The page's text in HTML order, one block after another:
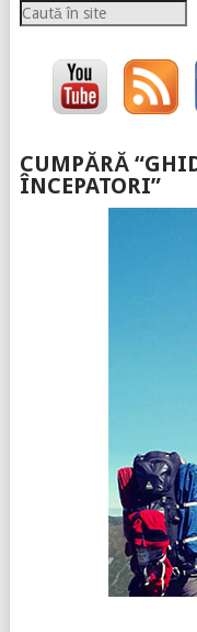
Caută
CUMPĂRĂ
ÎNCEPATORI”